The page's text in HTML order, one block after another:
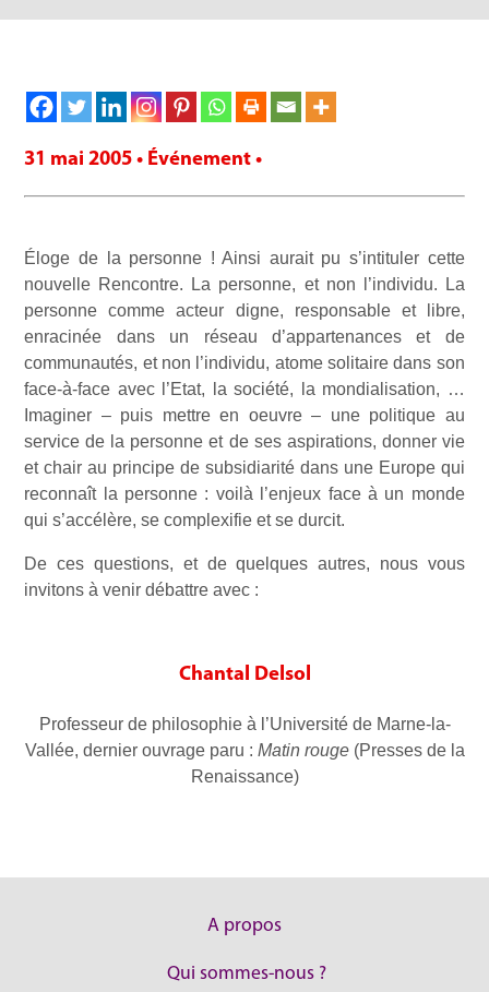
31 mai 2005 • Événement •
Éloge de la personne ! Ainsi aurait pu s’intituler cette
nouvelle Rencontre. La personne, et non l’individu. La
personne comme acteur digne, responsable et libre,
enracinée dans un réseau d’appartenances et de
communautés, et non l’individu, atome solitaire dans son
face-à-face avec l’Etat, la société, la mondialisation, …
Imaginer – puis mettre en oeuvre – une politique au
service de la personne et de ses aspirations, donner vie
et chair au principe de subsidiarité dans une Europe qui
reconnaît la personne : voilà l’enjeux face à un monde
qui s’accélère, se complexifie et se durcit.
De ces questions, et de quelques autres, nous vous
invitons à venir débattre avec :
Chantal Delsol
Professeur de philosophie à l’Université de Marne-la-
Vallée, dernier ouvrage paru : Matin rouge(Presses de la
Renaissance)
A propos
Qui sommes-nous ?